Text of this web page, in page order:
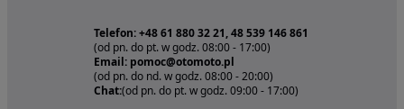
Telefon: +48 61 880 32 21, 48 539 146 861
(od pn. do pt. w godz. 08:00 - 17:00)
Email: pomoc@otomoto.pl
(od pn. do nd. w godz. 08:00 - 20:00)
Chat:(od pn. do pt. w godz. 09:00 - 17:00)